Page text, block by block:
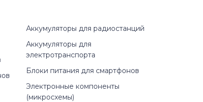
Аккумуляторы для радиостанций
Аккумуляторы для
электротранспорта
Блоки питания для смартфонов
Электронные компоненты
(микросхемы)